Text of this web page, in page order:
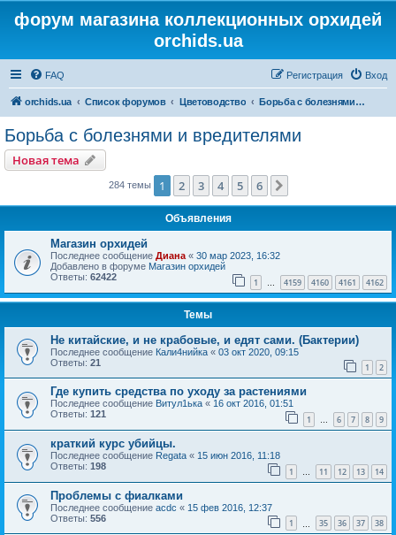
форум магазина коллекционных орхидей
orchids.ua
FAQ Вход
Регистрация
orchids.ua Список форумов Цветоводство Борьба с болезнями и вредителями
Борьба с болезнями и вредителями
Новая тема
284 темы 1 2 3 4 5 6
Объявления
Магазин орхидей
Последнее сообщение Диана « 30 мар 2023, 16:32
Добавлено в форуме Магазин орхидей
Ответы: 62422 1 … 4159 4160 4161 4162
Темы
Не китайские, и не крабовые, и едят сами. (Бактерии)
Последнее сообщение Кали4нийка « 03 окт 2020, 09:15
Ответы: 21 1 2
Где купить средства по уходу за растениями
Последнее сообщение Витул1ька « 16 окт 2016, 01:51
Ответы: 121 1 … 6 7 8 9
краткий курс убийцы.
Последнее сообщение Regata « 15 июн 2016, 11:18
Ответы: 198 1 … 11 12 13 14
Проблемы с фиалками
Последнее сообщение acdc « 15 фев 2016, 12:37
Ответы: 556 1 35 36 37 38